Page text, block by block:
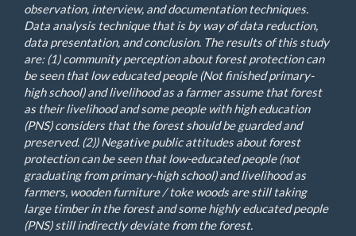
observation, interview, and documentation techniques.
Data analysis technique that is by way of data reduction,
data presentation, and conclusion. The results of this study
are: (1) community perception about forest protection can
be seen that low educated people (Not finished primary-
high school) and livelihood as a farmer assume that forest
as their livelihood and some people with high education
(PNS) considers that the forest should be guarded and
preserved. (2)) Negative public attitudes about forest
protection can be seen that low-educated people (not
graduating from primary-high school) and livelihood as
farmers, wooden furniture / toke woods are still taking
large timber in the forest and some highly educated people
(PNS) still indirectly deviate from the forest.